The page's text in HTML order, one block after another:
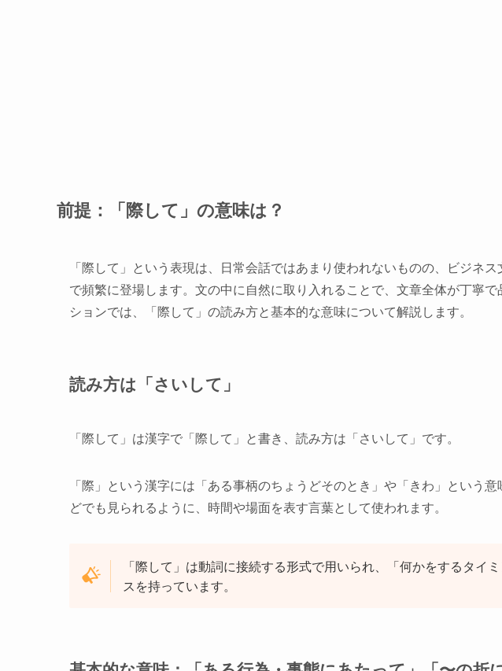
前提：「際して」の意味は？
「際して」という表現は、日常会話ではあまり使われないものの、ビジネ
で頻繁に登場します。文の中に自然に取り入れることで、文章全体が丁寧
ションでは、「際して」の読み方と基本的な意味について解説します。
読み方は「さいして」
「際して」は漢字で「際して」と書き、読み方は「さいして」です。
「際」という漢字には「ある事柄のちょうどそのとき」や「きわ」という
どでも見られるように、時間や場面を表す言葉として使われます。
「際して」は動詞に接続する形式で用いられ、「何かをするタイ
スを持っています。